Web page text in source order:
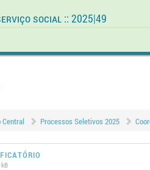
Social :: 2025|49
Processos Seletivos 2025
kB